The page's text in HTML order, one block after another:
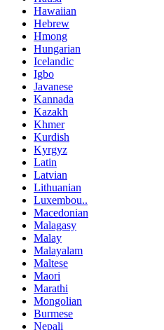
Hawaiian
Hebrew
Hmong
Hungarian
Icelandic
Igbo
Javanese
Kannada
Kazakh
Khmer
Kurdish
Kyrgyz
Latin
Latvian
Lithuanian
Luxembou..
Macedonian
Malagasy
Malay
Malayalam
Maltese
Maori
Marathi
Mongolian
Burmese
Nepali